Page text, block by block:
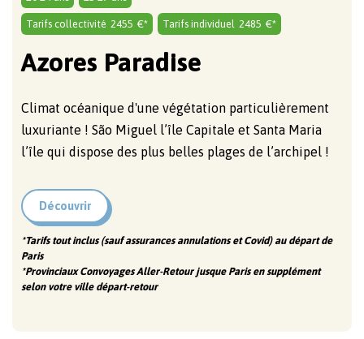
Tarifs collectivité 2455 €* Tarifs individuel 2485 €*
Azores Paradise
Climat océanique d'une végétation particulièrement
luxuriante ! São Miguel l’île Capitale et Santa Maria
l’île qui dispose des plus belles plages de l’archipel !
Découvrir
*Tarifs tout inclus (sauf assurances annulations et Covid) au départ de
Paris
*Provinciaux Convoyages Aller-Retour jusque Paris en supplément
selon votre ville départ-retour